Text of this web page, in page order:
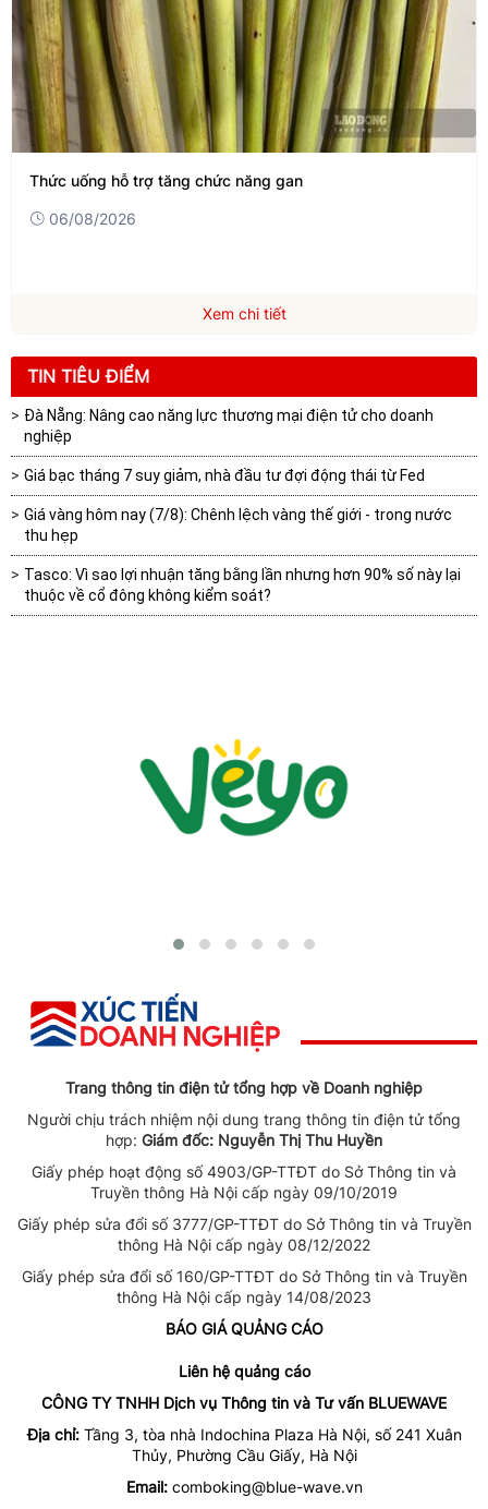
Thức uống hỗ trợ tăng chức năng gan
06/08/2026
Xem chi tiết
TIN TIÊU ĐIỂM
Đà Nẵng: Nâng cao năng lực thương mại điện tử cho doanh
nghiệp
Giá bạc tháng 7 suy giảm, nhà đầu tư đợi động thái từ Fed
Giá vàng hôm nay (7/8): Chênh lệch vàng thế giới - trong nước
thu hẹp
Tasco: Vì sao lợi nhuận tăng bằng lần nhưng hơn 90% số này lại
thuộc về cổ đông không kiểm soát?
Trang thông tin điện tử tổng hợp về Doanh nghiệp
Người chịu trách nhiệm nội dung trang thông tin điện tử tổng
hợp: Giám đốc: Nguyễn Thị Thu Huyền
Giấy phép hoạt động số 4903/GP-TTĐT do Sở Thông tin và
Truyền thông Hà Nội cấp ngày 09/10/2019
Giấy phép sửa đổi số 3777/GP-TTĐT do Sở Thông tin và Truyền
thông Hà Nội cấp ngày 08/12/2022
Giấy phép sửa đổi số 160/GP-TTĐT do Sở Thông tin và Truyền
thông Hà Nội cấp ngày 14/08/2023
BÁO GIÁ QUẢNG CÁO
Liên hệ quảng cáo
CÔNG TY TNHH Dịch vụ Thông tin và Tư vấn BLUEWAVE
Địa chỉ:Tầng 3, tòa nhà Indochina Plaza Hà Nội, số 241 Xuân
Thủy, Phường Cầu Giấy, Hà Nội
Email: comboking@blue-wave.vn